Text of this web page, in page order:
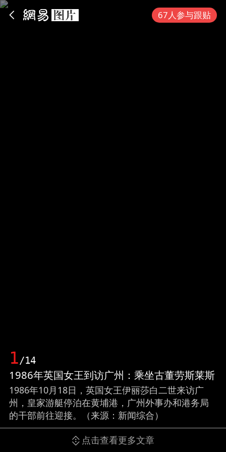
67人参与跟贴
1/14
1986年英国女王到访广州：乘坐古董劳斯莱斯
1986年10月18日，英国女王伊丽莎白二世来访广
州，皇家游艇停泊在黄埔港，广州外事办和港务局
的干部前往迎接。（来源：新闻综合）
点击查看更多文章
App内打开